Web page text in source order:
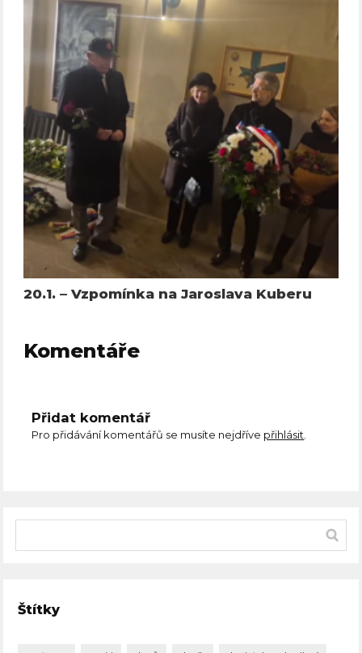
20.1. – Vzpomínka na Jaroslava Kuberu
Komentáře
Přidat komentář
Pro přidávání komentářů se musíte nejdříve přihlásit.
Štítky